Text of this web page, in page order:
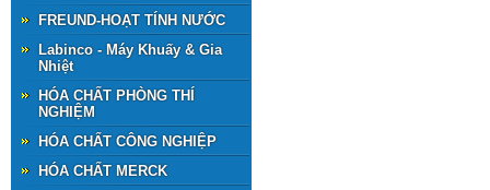
FREUND-HOẠT TÍNH NƯỚC
Labinco - Máy Khuấy & Gia
Nhiệt
HÓA CHẤT PHÒNG THÍ
NGHIỆM
HÓA CHẤT CÔNG NGHIỆP
HÓA CHẤT MERCK